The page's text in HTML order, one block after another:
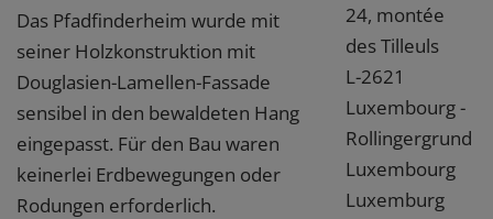
Das Pfadfinderheim wurde mit
seiner Holzkonstruktion mit
Douglasien-Lamellen-Fassade
sensibel in den bewaldeten Hang
eingepasst. Für den Bau waren
keinerlei Erdbewegungen oder
Rodungen erforderlich.
24, montée
des Tilleuls
L-2621
Luxembourg -
Rollingergrund
Luxembourg
Luxemburg